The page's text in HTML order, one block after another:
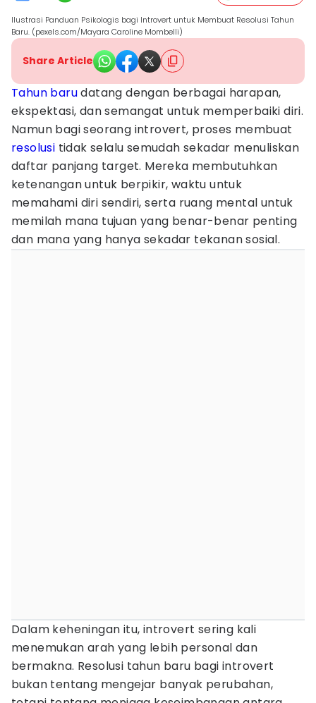
Ilustrasi Panduan Psikologis bagi Introvert untuk Membuat Resolusi Tahun
Baru. (pexels.com/Mayara Caroline Mombelli)
Share Article
Tahun barudatang dengan berbagai harapan,
ekspektasi, dan semangat untuk memperbaiki diri.
Namun bagi seorang introvert, proses membuat
resolusi tidak selalu semudah sekadar menuliskan
daftar panjang target. Mereka membutuhkan
ketenangan untuk berpikir, waktu untuk
memahami diri sendiri, serta ruang mental untuk
memilah mana tujuan yang benar-benar penting
dan mana yang hanya sekadar tekanan sosial.
Dalam keheningan itu, introvert sering kali
menemukan arah yang lebih personal dan
bermakna. Resolusi tahun baru bagi introvert
bukan tentang mengejar banyak perubahan,